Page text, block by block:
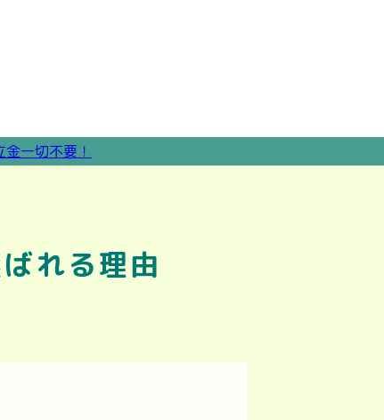
れる理由